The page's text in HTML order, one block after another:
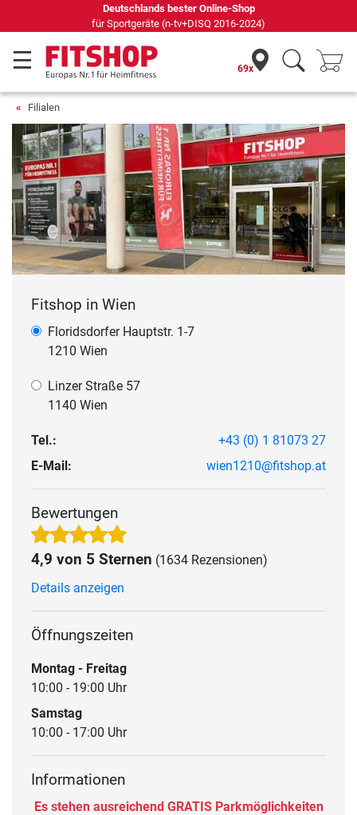
Seit 42 Jahren Ihr Experte für Heimfitness
69x
Filialen
Fitshop in Wien
Floridsdorfer Hauptstr. 1-7
1210 Wien
Linzer Straße 57
1140 Wien
Tel.:
+43 (0) 1 81073 27
E-Mail:
wien1210@fitshop.at
Bewertungen
4,9 von 5 Sternen (1634 Rezensionen)
Details anzeigen
Öffnungszeiten
Montag - Freitag
10:00 - 19:00 Uhr
Samstag
10:00 - 17:00 Uhr
Informationen
Es stehen ausreichend GRATIS Parkmöglichkeiten